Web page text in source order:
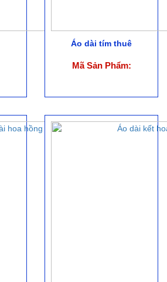
Áo dài tím thuê
Mã Sản Phẩm: